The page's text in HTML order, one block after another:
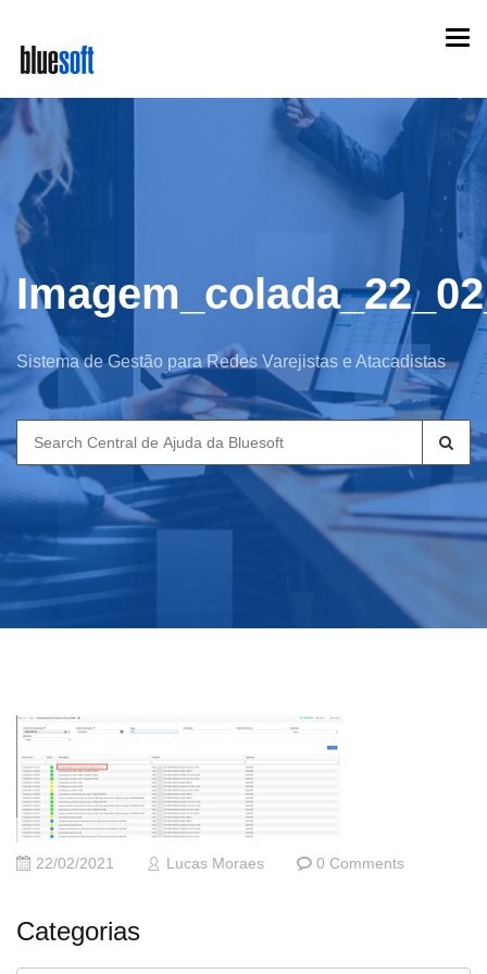
main
content
Sistema de Gestão para Redes Varejistas e Atacadistas
Search
for:
22/02/2021 Lucas Moraes 0 Comments
Categorias